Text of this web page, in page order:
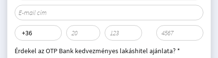
Érdekel az OTP Bank kedvezményes lakáshitel ajánlata? *